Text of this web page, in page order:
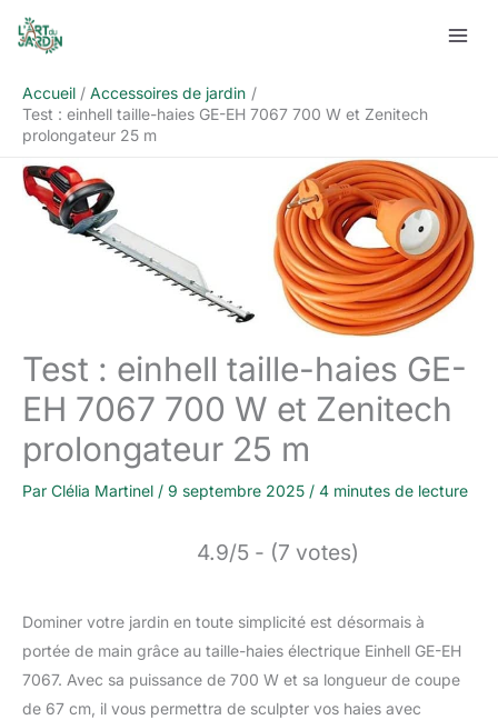
Aller
Accueil
Accessoires de jardin
Test : einhell taille-haies GE-EH 7067 700 W et Zenitech
prolongateur 25 m
Test : einhell taille-haies GE-
EH 7067 700 W et Zenitech
prolongateur 25 m
Par Clélia Martinel / 9 septembre 2025 / 4 minutes de lecture
4.9/5 - (7 votes)
Dominer votre jardin en toute simplicité est désormais à
portée de main grâce au taille-haies électrique Einhell GE-EH
7067. Avec sa puissance de 700 W et sa longueur de coupe
de 67 cm, il vous permettra de sculpter vos haies avec
Rechercher